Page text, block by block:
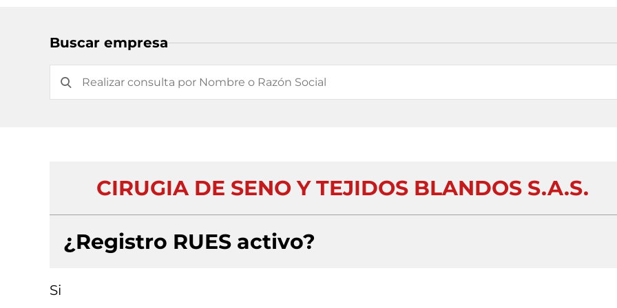
Buscar empresa
CIRUGIA DE SENO Y TEJIDOS BLANDOS S.A.S.
¿Registro RUES activo?
Si